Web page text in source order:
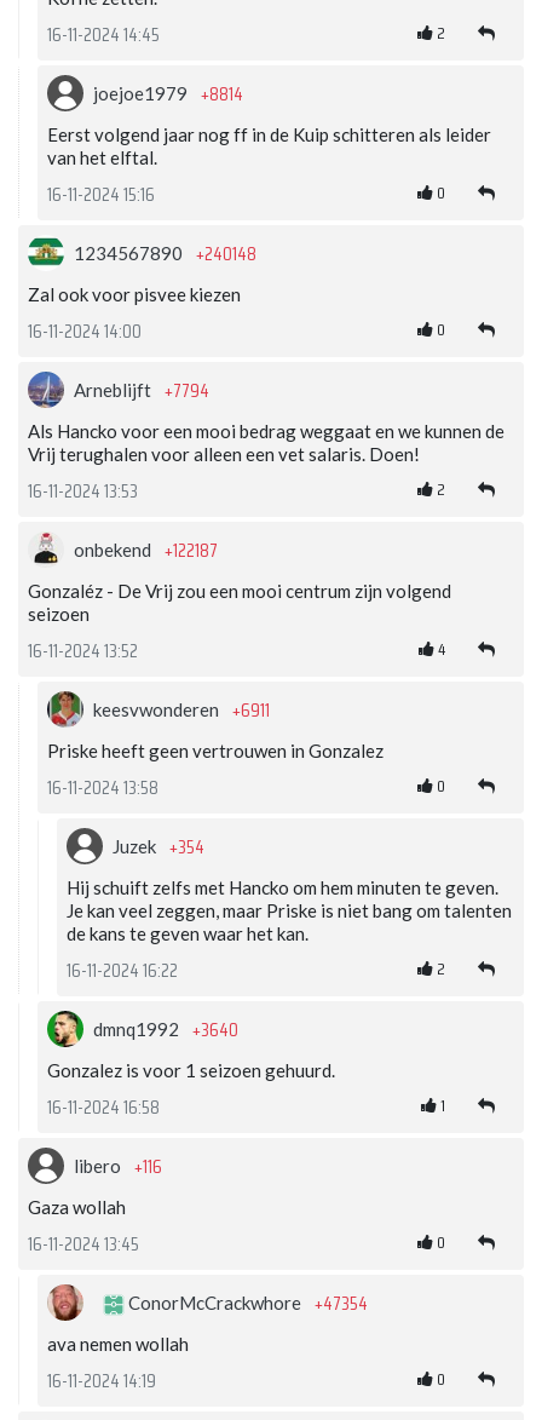
16-11-2024 14:45 2
joejoe1979 +8814
Eerst volgend jaar nog ff in de Kuip schitteren als leider
van het elftal.
16-11-2024 15:16 0
1234567890 +240148
Zal ook voor pisvee kiezen
16-11-2024 14:00 0
Arneblijft +7794
Als Hancko voor een mooi bedrag weggaat en we kunnen de
Vrij terughalen voor alleen een vet salaris. Doen!
16-11-2024 13:53 2
onbekend +122187
Gonzaléz - De Vrij zou een mooi centrum zijn volgend
seizoen
16-11-2024 13:52 4
keesvwonderen +6911
Priske heeft geen vertrouwen in Gonzalez
16-11-2024 13:58 0
Juzek +354
Hij schuift zelfs met Hancko om hem minuten te geven.
Je kan veel zeggen, maar Priske is niet bang om talenten
de kans te geven waar het kan.
16-11-2024 16:22 2
dmnq1992 +3640
Gonzalez is voor 1 seizoen gehuurd.
16-11-2024 16:58 1
libero +116
Gaza wollah
16-11-2024 13:45 0
ConorMcCrackwhore +47354
ava nemen wollah
16-11-2024 14:19 0